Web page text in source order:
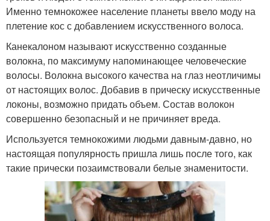
Именно темнокожее население планеты ввело моду на
плетение кос с добавлением искусственного волоса.
Канекалоном называют искусственно созданные
волокна, по максимуму напоминающее человеческие
волосы. Волокна высокого качества на глаз неотличимы
от настоящих волос. Добавив в прическу искусственные
локоны, возможно придать объем. Состав волокон
совершенно безопасный и не причиняет вреда.
Используется темнокожими людьми давным-давно, но
настоящая популярность пришла лишь после того, как
такие прически позаимствовали белые знаменитости.